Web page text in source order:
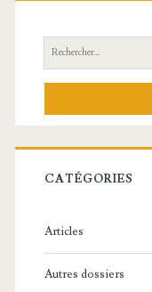
R
e
h
r
c
:
CATÉGORIES
Articles
Autres dossiers